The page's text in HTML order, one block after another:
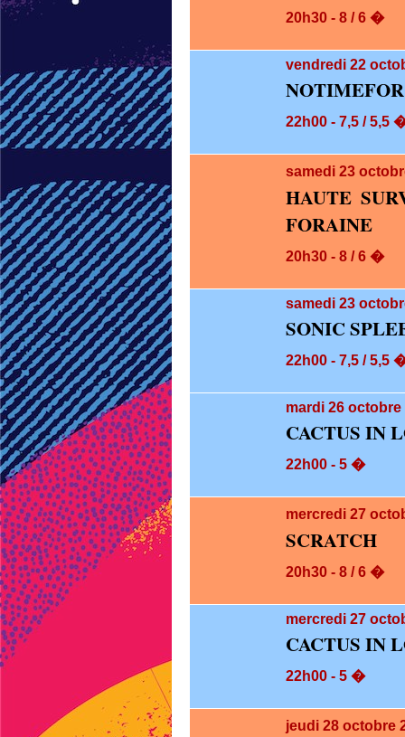
20h30 - 8 / 6 �
vendredi 22
22h00 - 7,5 / 5,5
samedi 23
HAUTE
FORAINE
20h30 - 8 / 6 �
samedi 23
SONIC
22h00 - 7,5 / 5,5
mardi 26 octobre
CACTUS IN
22h00 - 5 �
mercredi 27
SCRATCH
20h30 - 8 / 6 �
mercredi 27
CACTUS IN
22h00 - 5 �
jeudi 28 octobre